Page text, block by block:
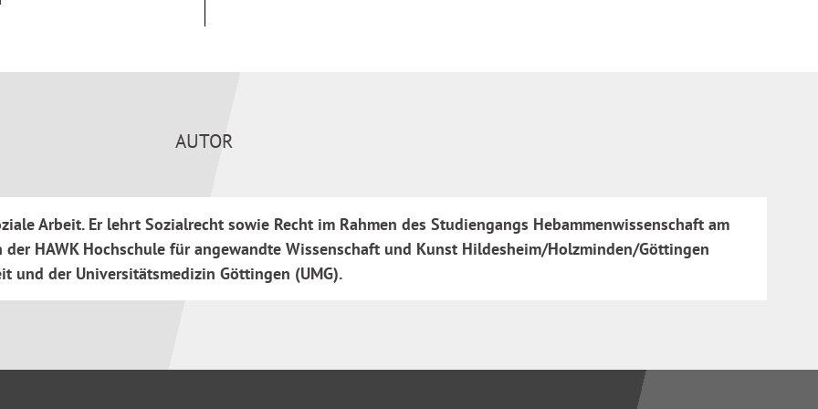
eine
und Beruf.
Rechtsvorschriften
AUTOR
Arbeit. Er lehrt Sozialrecht sowie Recht im Rahmen des Studiengangs Hebammenwissenschaft am
HAWK Hochschule für angewandte Wissenschaft und Kunst Hildesheim/Holzminden/Göttingen
und der Universitätsmedizin Göttingen (UMG).